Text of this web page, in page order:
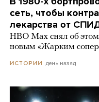
сеть, чтобы
лекарства от
HBO Max снял об
новым «Жарким
ИСТОРИИ день назад